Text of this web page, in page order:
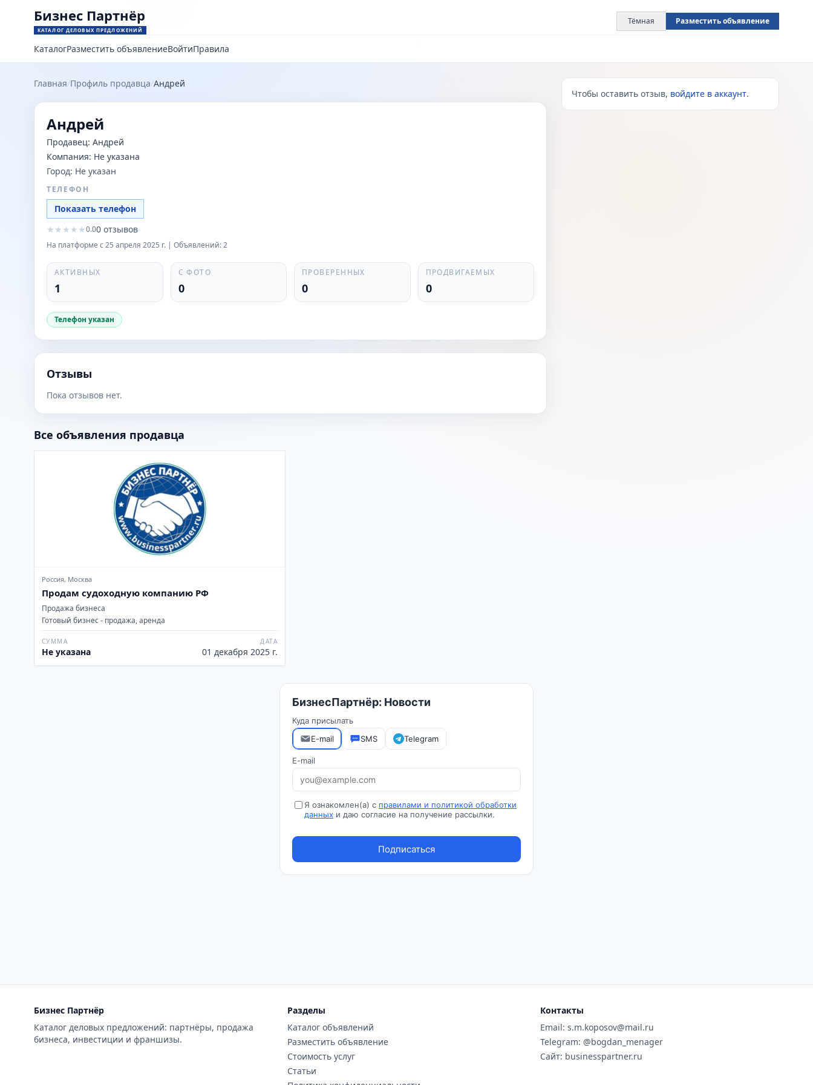
Бизнес Партнёр
КАТАЛОГ ДЕЛОВЫХ ПРЕДЛОЖЕНИЙ
Тёмная Разместить объявление
КаталогРазместить объявлениеВойтиПравила
Главная/Профиль продавца/Андрей
Андрей
Продавец: Андрей
Компания: Не указана
Город: Не указан
ТЕЛЕФОН
Показать телефон
★ ★ ★ ★ ★0.00 отзывов
На платформе с25 апреля 2025 г. | Объявлений:2
АКТИВНЫХ
1
С ФОТО
0
ПРОВЕРЕННЫХ
0
ПРОДВИГАЕМЫХ
0
Телефон указан
Отзывы
Пока отзывов нет.
Все объявления продавца
Россия, Москва
Продам судоходную компанию РФ
Продажа бизнеса
Готовый бизнес - продажа, аренда
СУММА
Не указана
ДАТА
01 декабря 2025 г.
Чтобы оставить отзыв, войдите в аккаунт.
Бизнес Партнёр
Каталог деловых предложений: партнёры, продажа
бизнеса, инвестиции и франшизы.
Разделы
Каталог объявлений
Разместить объявление
Стоимость услуг
Статьи
Контакты
Email: s.m.koposov@mail.ru
Telegram: @bogdan_menager
Сайт: businesspartner.ru